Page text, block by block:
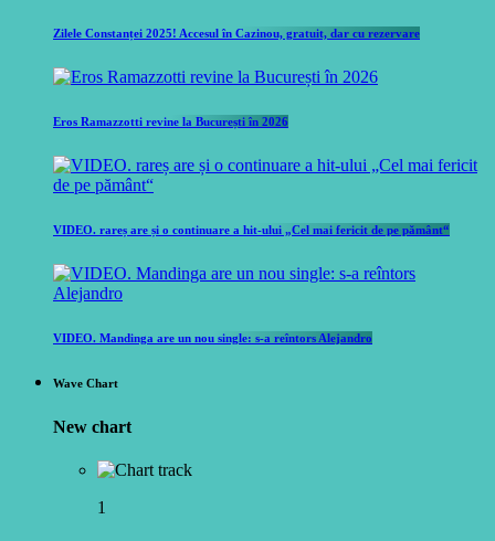
Zilele Constanței 2025! Accesul în Cazinou, gratuit, dar cu rezervare
Eros Ramazzotti revine la București în 2026
VIDEO. rareș are și o continuare a hit-ului „Cel mai fericit de pe pământ“
VIDEO. Mandinga are un nou single: s-a reîntors Alejandro
Wave Chart
New chart
1